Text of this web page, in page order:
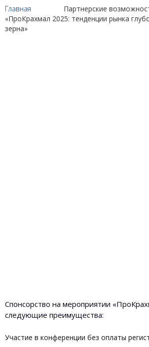
Главная
Партнерские
«ПроКрахмал 2025: тенденции рынка
зерна»
Спонсорство на мероприятии
следующие преимущества:
Участие в конференции без оплаты